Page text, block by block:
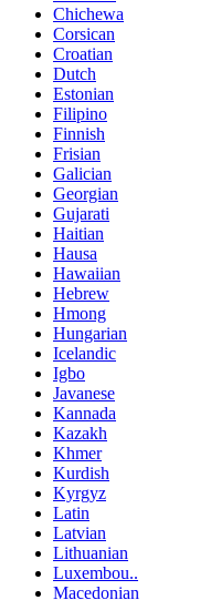
Chichewa
Corsican
Croatian
Dutch
Estonian
Filipino
Finnish
Frisian
Galician
Georgian
Gujarati
Haitian
Hausa
Hawaiian
Hebrew
Hmong
Hungarian
Icelandic
Igbo
Javanese
Kannada
Kazakh
Khmer
Kurdish
Kyrgyz
Latin
Latvian
Lithuanian
Luxembou..
Macedonian